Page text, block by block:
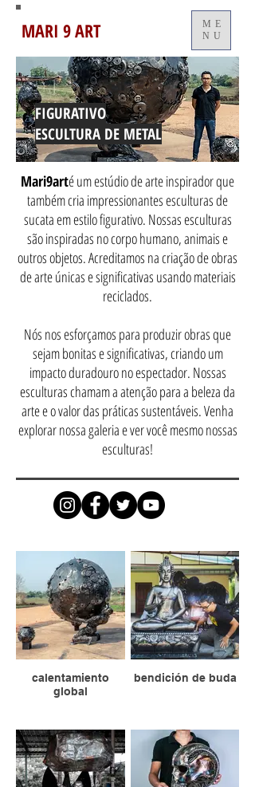
MARI 9 ART
ME
NU
FIGURATIVO
ESCULTURA DE METAL
Mari9arté um estúdio de arte inspirador que
também cria impressionantes esculturas de
sucata em estilo figurativo. Nossas esculturas
são inspiradas no corpo humano, animais e
outros objetos. Acreditamos na criação de obras
de arte únicas e significativas usando materiais
reciclados.
Nós nos esforçamos para produzir obras que
sejam bonitas e significativas, criando um
impacto duradouro no espectador. Nossas
esculturas chamam a atenção para a beleza da
arte e o valor das práticas sustentáveis. Venha
explorar nossa galeria e ver você mesmo nossas
esculturas!
calentamiento
global
bendición de buda